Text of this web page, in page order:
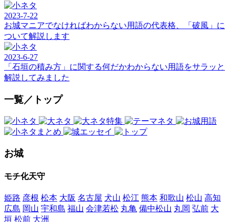
2023-7-22
お城マニアでなければわからない用語の代表格、「破風」に
ついて解説します
2023-6-27
「石垣の積み方」に関する何だかわからない用語をサラッと
解説してみました
一覧／トップ
お城
モチ化天守
姫路 彦根 松本 大阪 名古屋 犬山 松江 熊本 和歌山 松山 高知
広島 岡山 宇和島 福山 会津若松 丸亀 備中松山 丸岡 弘前 大
垣 松前 大洲